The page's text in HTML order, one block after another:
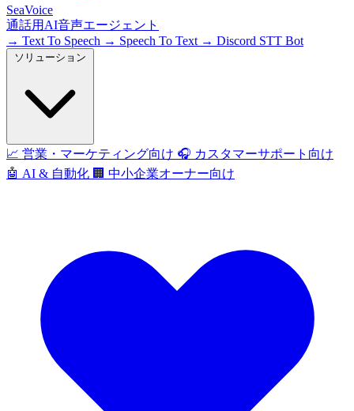
SeaVoice
通話用AI音声エージェント
→ Text To Speech → Speech To Text → Discord STT Bot
📈 営業・マーケティング向け 🎧 カスタマーサポート向け
🤖 AI & 自動化 🏢 中小企業オーナー向け